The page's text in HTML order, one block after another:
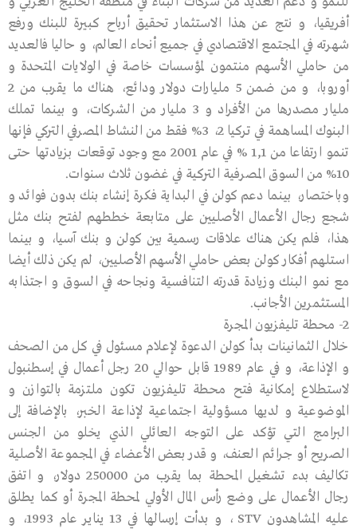
أفريقيا، و نتج عن هذا الاستثمار تحقيق أرباح كبيرة للبنك ورفع
شهرته في المجتمع الاقتصادي في جميع أنحاء العالم، و حاليا فالعديد
من حاملي الأسهم منتمون لمؤسسات خاصة في الولايات المتحدة و
أوروبا، و من ضمن 5 مليارات دولار ودائع، هناك ما يقرب من 2
مليار مصدرها من الأفراد و 3 مليار من الشركات، و بينما تملك
البنوك المساهمة في تركيا 2، 3% فقط من النشاط المصرفي التركي فإنها
تنمو ارتفاعا من 1,1 % في عام 2001 مع وجود توقعات بزيادتها حتى
10% من السوق المصرفية التركية في غضون ثلاث سنوات.
وباختصار، بينما دعم كولن في البداية فكرة إنشاء بنك بدون فوائد و
شجع رجال الأعمال الأصليين على متابعة خططهم لفتح بنك مثل
هذا، فلم يكن هناك علاقات رسمية بين كولن و بنك آسيا، و بينما
استلهم أفكار كولن بعض حاملي الأسهم الأصليين، لم يكن ذلك أيضا
مع نمو البنك وزيادة قدرته التنافسية ونجاحه في السوق و اجتذابه
المستثمرين الأجانب.
2- محطة تليفزيون المجرة
خلال الثمانينات بدأ كولن الدعوة لإعلام مسئول في كل من الصحف
و الإذاعة، و في عام 1989 قابل حوالي 20 رجل أعمال في إسطنبول
لاستطلاع إمكانية فتح محطة تليفزيون تكون ملتزمة بالتوازن و
الموضوعية و لديها مسؤولية اجتماعية لإذاعة الخبر، بالإضافة إلى
البرامج التي تؤكد على التوجه العائلي الذي يخلو من الجنس
الصريح أو جرائم العنف، و قدر بعض الأعضاء في المجموعة الأصلية
تكاليف بدء تشغيل المحطة بما يقرب من 250000 دولار، و اتفق
رجال الأعمال على وضع رأس المال الأولي لمحطة المجرة أو كما يطلق
عليه المشاهدون STV ، و بدأت إرسالها في 13 يناير عام 1993، و